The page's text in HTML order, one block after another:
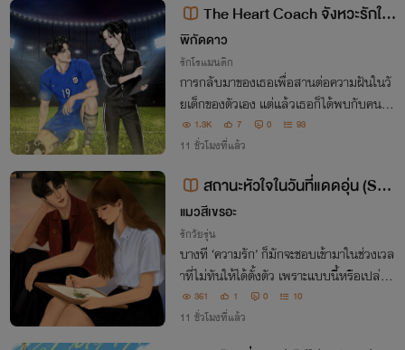
The Heart Coach จังหวะรักใน
สนามฝัน
พิกัดดาว
รักโรแมนติก
การกลับมาของเธอเพื่อสานต่อความฝันในวั
ยเด็กของตัวเอง แต่แล้วเธอก็ได้พบกับคนที่เ
ธอต้องเจ็บปวดตลอดมา มีเหตุการณ์ต่างๆที่
เธอกับเขาต้องเป็นแฟนกัน(ทิพย์)เธอจะหวั่น
1.3K 7 0 93
11 ชั่วโมงที่แล้ว
สถานะหัวใจในวันที่แดดอุ่น (Sun
light & Us)
แมวสีเขรอะ
รักวัยรุ่น
บางที ‘ความรัก’ ก็มักจะชอบเข้ามาในช่วงเวล
าที่ไม่ทันให้ได้ตั้งตัว เพราะแบบนี้หรือเปล่าน
ะ เราถึงได้ตกหลุมรักนาย...
361 1 0 10
11 ชั่วโมงที่แล้ว